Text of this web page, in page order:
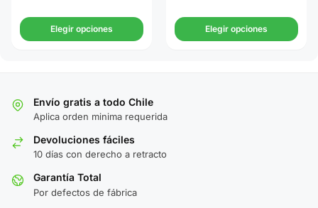
Elegir opciones Elegir opciones
Envío gratis a todo Chile
Aplica orden minima requerida
Devoluciones fáciles
10 días con derecho a retracto
Garantía Total
Por defectos de fábrica